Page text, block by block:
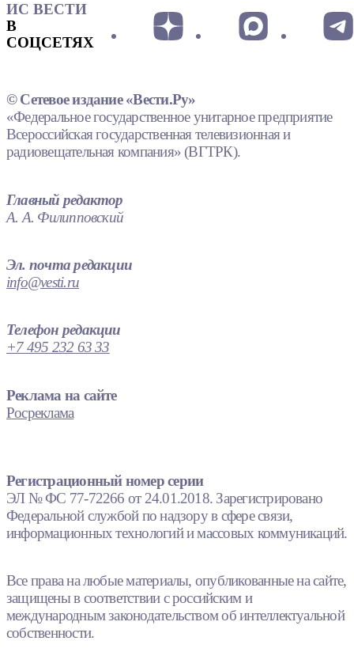
ИС ВЕСТИ
В
СОЦСЕТЯХ
© Сетевое издание «Вести.Ру»
«Федеральное государственное унитарное предприятие
Всероссийская государственная телевизионная и
радиовещательная компания» (ВГТРК).
Главный редактор
А. А. Филипповский
Эл. почта редакции
info@vesti.ru
Телефон редакции
+7 495 232 63 33
Реклама на сайте
Росреклама
Регистрационный номер серии
ЭЛ № ФС 77-72266 от 24.01.2018. Зарегистрировано
Федеральной службой по надзору в сфере связи,
информационных технологий и массовых коммуникаций.
Все права на любые материалы, опубликованные на сайте,
защищены в соответствии с российским и
международным законодательством об интеллектуальной
собственности.